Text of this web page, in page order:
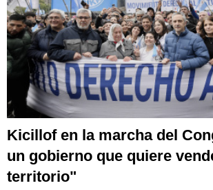
Kicillof en la marcha del
un gobierno que quiere
territorio"